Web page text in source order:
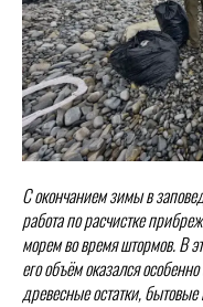
С окончанием зимы в
работа по расчистке
морем во время штормов. В
его объём оказался
древесные остатки,